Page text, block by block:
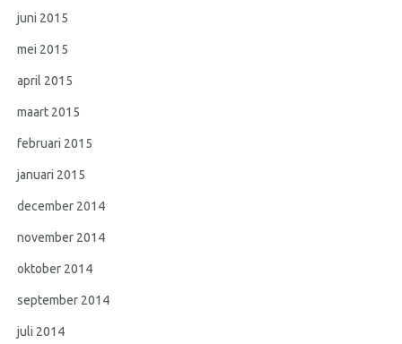
juni 2015
mei 2015
april 2015
maart 2015
februari 2015
januari 2015
december 2014
november 2014
oktober 2014
september 2014
juli 2014